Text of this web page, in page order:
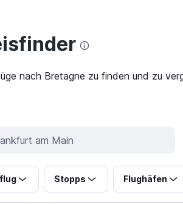
nach Bretagne zu finden und zu
Stopps Flughäfen